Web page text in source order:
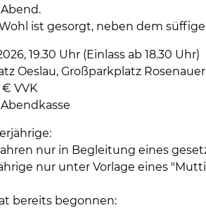
ist gesorgt, neben dem
19.30 Uhr (Einlass ab 18.30 Uhr)
Großparkplatz Rosenauer
€ VVK
nur in Begleitung eines
nur unter Vorlage eines
bereits begonnen: